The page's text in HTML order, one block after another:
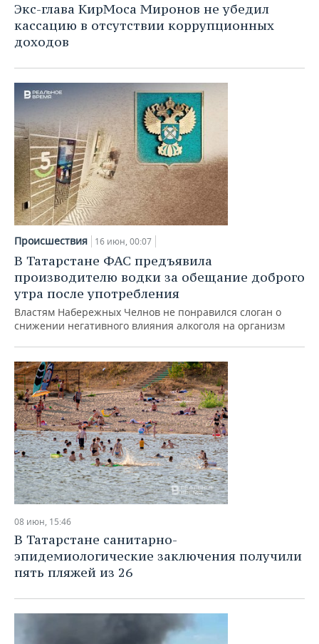
Экс-глава КирМоса Миронов не убедил
кассацию в отсутствии коррупционных
доходов
Происшествия 16 июн, 00:07
В Татарстане ФАС предъявила
производителю водки за обещание доброго
утра после употребления
Властям Набережных Челнов не понравился слоган о
снижении негативного влияния алкоголя на организм
08 июн, 15:46
В Татарстане санитарно-
эпидемиологические заключения получили
пять пляжей из 26